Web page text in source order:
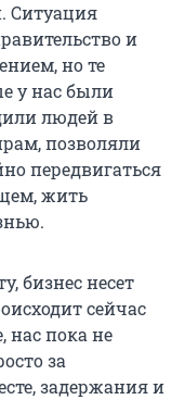
Ситуация
и
но те
у нас были
людей в
позволяли
передвигаться
жить
бизнес несет
сейчас
нас пока не
за
задержания и